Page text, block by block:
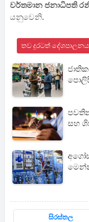
වර්තමාන ජනාධිපති
යනුවෙනි.
තව දුරටත්
සහ
සිරස්තල